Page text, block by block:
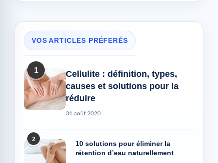
VOS ARTICLES PRÉFERÉS
1
Cellulite : définition, types,
causes et solutions pour la
réduire
31 août 2020
2
10 solutions pour éliminer la
rétention d’eau naturellement